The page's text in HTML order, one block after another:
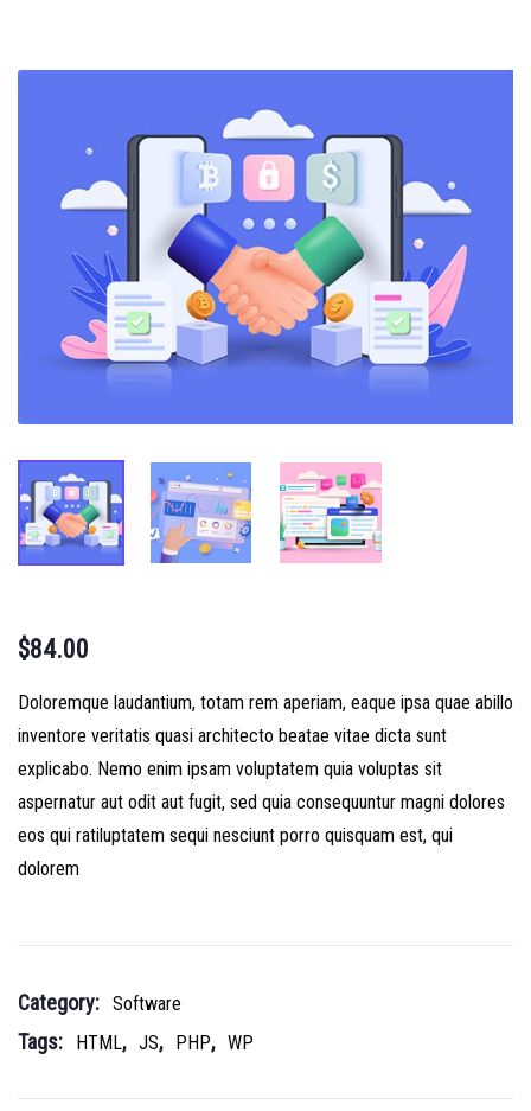
$84.00
Doloremque laudantium, totam rem aperiam, eaque ipsa quae abillo
inventore veritatis quasi architecto beatae vitae dicta sunt
explicabo. Nemo enim ipsam voluptatem quia voluptas sit
aspernatur aut odit aut fugit, sed quia consequuntur magni dolores
eos qui ratiluptatem sequi nesciunt porro quisquam est, qui
dolorem
Category: Software
Tags: HTML, JS, PHP, WP